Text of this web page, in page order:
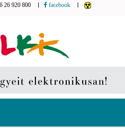
26 920 800 facebook